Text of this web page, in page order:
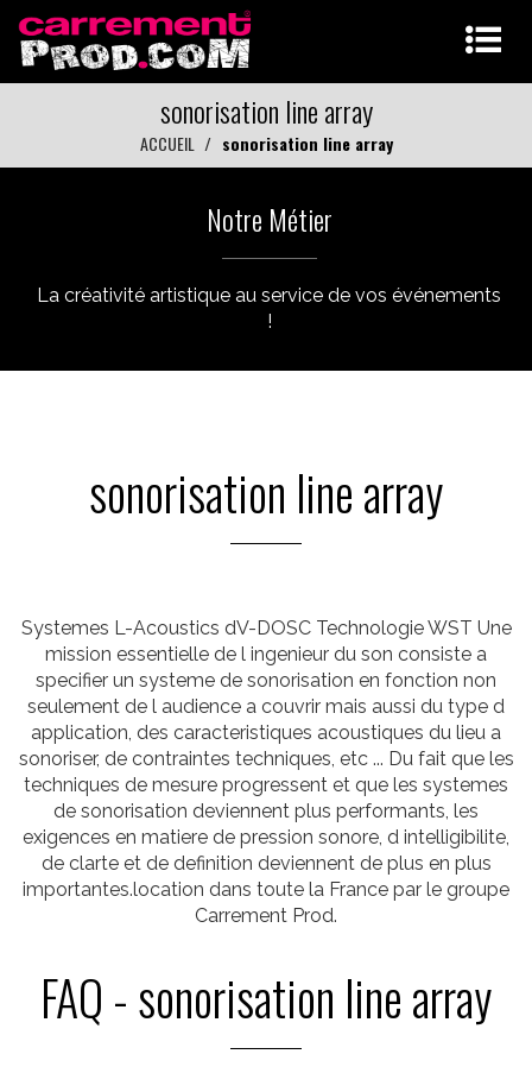
sonorisation line array
ACCUEIL sonorisation line array
Notre Métier
La créativité artistique au service de vos événements
!
sonorisation line array
Systemes L-Acoustics dV-DOSC Technologie WST Une
mission essentielle de l ingenieur du son consiste a
specifier un systeme de sonorisation en fonction non
seulement de l audience a couvrir mais aussi du type d
application, des caracteristiques acoustiques du lieu a
sonoriser, de contraintes techniques, etc ... Du fait que les
techniques de mesure progressent et que les systemes
de sonorisation deviennent plus performants, les
exigences en matiere de pression sonore, d intelligibilite,
de clarte et de definition deviennent de plus en plus
importantes.location dans toute la France par le groupe
Carrement Prod.
FAQ - sonorisation line array